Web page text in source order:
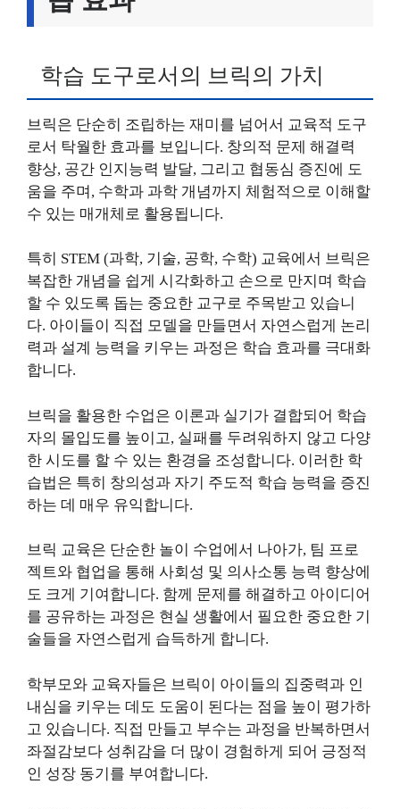
학습 도구로서의 브릭의 가치
브릭은 단순히 조립하는 재미를 넘어서 교육적 도구
로서 탁월한 효과를 보입니다. 창의적 문제 해결력
향상, 공간 인지능력 발달, 그리고 협동심 증진에 도
움을 주며, 수학과 과학 개념까지 체험적으로 이해할
수 있는 매개체로 활용됩니다.
특히 STEM (과학, 기술, 공학, 수학) 교육에서 브릭은
복잡한 개념을 쉽게 시각화하고 손으로 만지며 학습
할 수 있도록 돕는 중요한 교구로 주목받고 있습니
다. 아이들이 직접 모델을 만들면서 자연스럽게 논리
력과 설계 능력을 키우는 과정은 학습 효과를 극대화
합니다.
브릭을 활용한 수업은 이론과 실기가 결합되어 학습
자의 몰입도를 높이고, 실패를 두려워하지 않고 다양
한 시도를 할 수 있는 환경을 조성합니다. 이러한 학
습법은 특히 창의성과 자기 주도적 학습 능력을 증진
하는 데 매우 유익합니다.
브릭 교육은 단순한 놀이 수업에서 나아가, 팀 프로
젝트와 협업을 통해 사회성 및 의사소통 능력 향상에
도 크게 기여합니다. 함께 문제를 해결하고 아이디어
를 공유하는 과정은 현실 생활에서 필요한 중요한 기
술들을 자연스럽게 습득하게 합니다.
학부모와 교육자들은 브릭이 아이들의 집중력과 인
내심을 키우는 데도 도움이 된다는 점을 높이 평가하
고 있습니다. 직접 만들고 부수는 과정을 반복하면서
좌절감보다 성취감을 더 많이 경험하게 되어 긍정적
인 성장 동기를 부여합니다.